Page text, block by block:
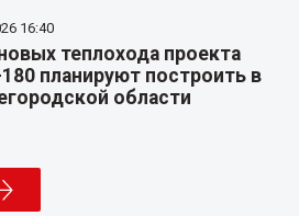
16:40
теплохода проекта
планируют построить в
области